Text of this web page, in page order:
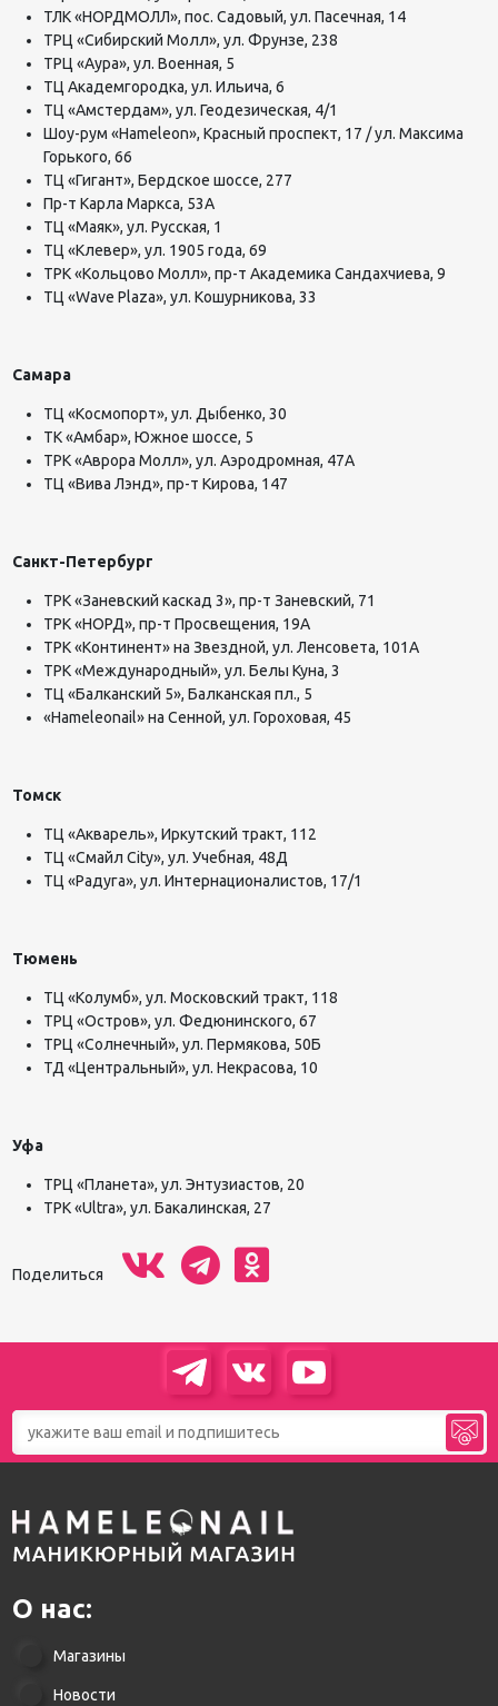
ТЛК «НОРДМОЛЛ», пос. Садовый, ул. Пасечная, 14
ТРЦ «Сибирский Молл», ул. Фрунзе, 238
ТРЦ «Аура», ул. Военная, 5
ТЦ Академгородка, ул. Ильича, 6
ТЦ «Амстердам», ул. Геодезическая, 4/1
Шоу-рум «Hameleon», Красный проспект, 17 / ул. Максима
Горького, 66
ТЦ «Гигант», Бердское шоссе, 277
Пр-т Карла Маркса, 53А
ТЦ «Маяк», ул. Русская, 1
ТЦ «Клевер», ул. 1905 года, 69
ТРК «Кольцово Молл», пр-т Академика Сандахчиева, 9
ТЦ «Wave Plaza», ул. Кошурникова, 33
Самара
ТЦ «Космопорт», ул. Дыбенко, 30
ТК «Амбар», Южное шоссе, 5
ТРК «Аврора Молл», ул. Аэродромная, 47А
ТЦ «Вива Лэнд», пр-т Кирова, 147
Санкт-Петербург
ТРК «Заневский каскад 3», пр-т Заневский, 71
ТРК «НОРД», пр-т Просвещения, 19А
ТРК «Континент» на Звездной, ул. Ленсовета, 101А
ТРК «Международный», ул. Белы Куна, 3
ТЦ «Балканский 5», Балканская пл., 5
«Hameleonail» на Сенной, ул. Гороховая, 45
Томск
ТЦ «Акварель», Иркутский тракт, 112
ТЦ «Смайл City», ул. Учебная, 48Д
ТЦ «Радуга», ул. ​Интернационалистов, 17/1
Тюмень
ТЦ «Колумб», ул. Московский тракт, 118
ТРЦ «Остров», ул. Федюнинского, 67
ТРЦ «Солнечный», ул. Пермякова, 50Б
ТД «Центральный», ул. Некрасова, 10
Уфа
ТРЦ «Планета», ул. Энтузиастов, 20
ТРК «Ultra», ул. Бакалинская, 27
Поделиться
О нас:
Магазины
Новости